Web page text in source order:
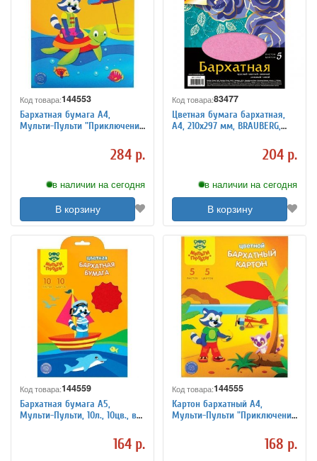
Код товара:144553
Бархатная бумага А4,
Мульти-Пульти "Приключения
284 р.
в наличии на сегодня
В корзину
Код товара:83477
Цветная бумага бархатная,
А4, 210х297 мм, BRAUBERG,
204 р.
в наличии на сегодня
В корзину
Код товара:144559
Бархатная бумага A5,
Мульти-Пульти, 10л., 10цв., в
164 р.
Код товара:144555
Картон бархатный А4,
Мульти-Пульти "Приключения
168 р.